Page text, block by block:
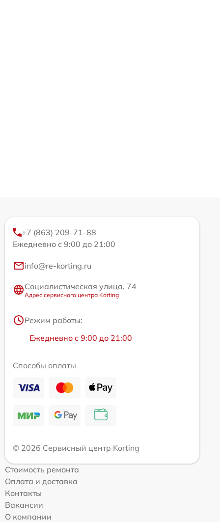
+7 (863) 209-71-88
Ежедневно с 9:00 до 21:00
info@re-korting.ru
Социалистическая улица, 74
Адрес сервисного центра Korting
Режим работы:
Ежедневно с 9:00 до 21:00
Способы оплаты
© 2026 Сервисный центр Korting
Стоимость ремонта
Оплата и доставка
Контакты
Вакансии
О компании